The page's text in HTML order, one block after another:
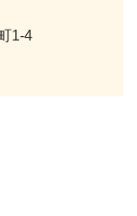
1-4